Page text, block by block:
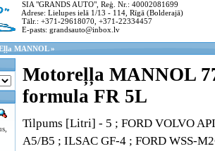
SIA "GRANDS AUTO", Reģ. Nr.: 40002081699
Adrese: Lielupes ielā 1/13 - 114, Rīgā (Bolderajā)
Tālr.: +371-29618070, +371-22334457
E-pasts: grandsauto@inbox.lv
MANNOL»
Motoreļļa MANNOL
formula FR 5L
Tilpums [Litri] - 5 ; FORD VOLVO
A5/B5 ; ILSAC GF-4 ; FORD WSS-